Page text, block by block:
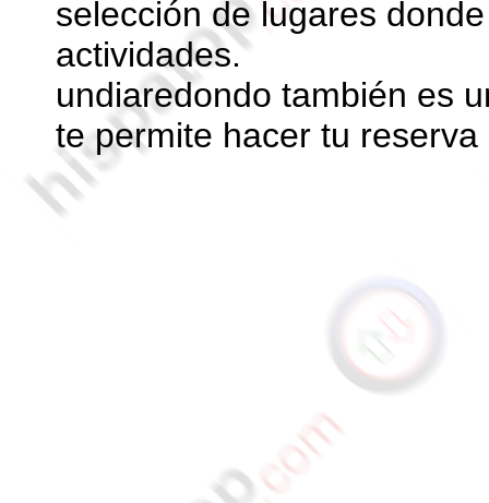
selección de lugares
actividades.
undiaredondo también es
te permite hacer tu